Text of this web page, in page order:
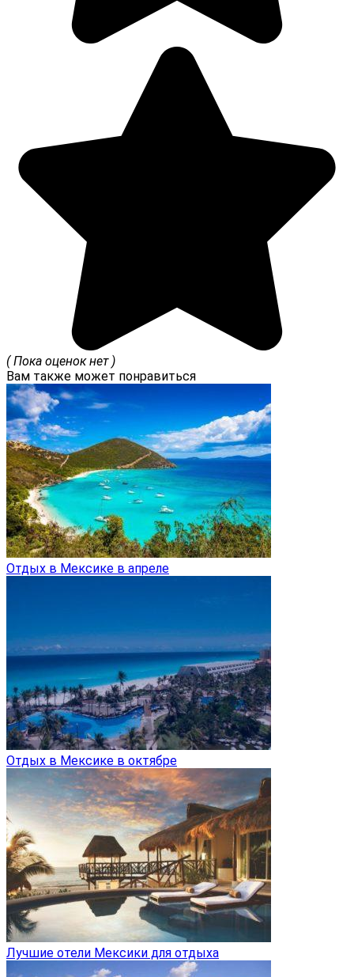
( Пока оценок нет )
Вам также может понравиться
Отдых в Мексике в апреле
Отдых в Мексике в октябре
Лучшие отели Мексики для отдыха